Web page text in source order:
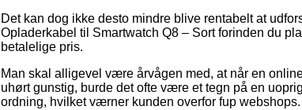
Det kan dog ikke desto mindre blive rentabelt at
Opladerkabel til Smartwatch Q8 – Sort forinden du
betalelige pris.
Man skal alligevel være årvågen med, at når en
uhørt gunstig, burde det ofte være et tegn på en
ordning, hvilket værner kunden overfor fup webshops.